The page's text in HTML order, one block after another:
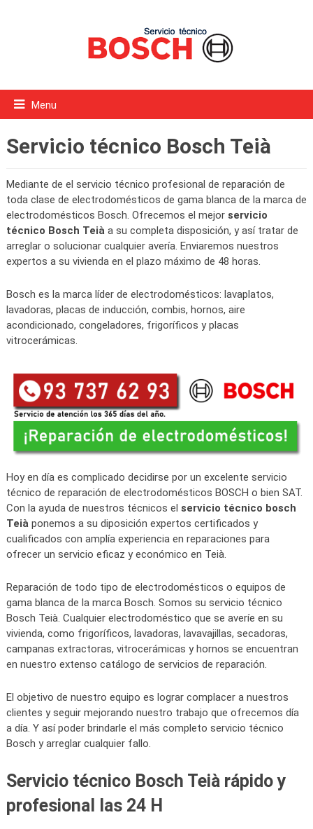
Menu
Servicio técnico Bosch Teià
Mediante de el servicio técnico profesional de reparación de
toda clase de electrodomésticos de gama blanca de la marca de
electrodomésticos Bosch. Ofrecemos el mejor servicio
técnico Bosch Teiàa su completa disposición, y así tratar de
arreglar o solucionar cualquier avería. Enviaremos nuestros
expertos a su vivienda en el plazo máximo de 48 horas.
Bosch es la marca líder de electrodomésticos: lavaplatos,
lavadoras, placas de inducción, combis, hornos, aire
acondicionado, congeladores, frigoríficos y placas
vitrocerámicas.
Hoy en día es complicado decidirse por un excelente servicio
técnico de reparación de electrodomésticos BOSCH o bien SAT.
Con la ayuda de nuestros técnicos el servicio técnico bosch
Teiàponemos a su diposición expertos certificados y
cualificados con amplía experiencia en reparaciones para
ofrecer un servicio eficaz y económico en Teià.
Reparación de todo tipo de electrodomésticos o equipos de
gama blanca de la marca Bosch. Somos su servicio técnico
Bosch Teià. Cualquier electrodoméstico que se averíe en su
vivienda, como frigoríficos, lavadoras, lavavajillas, secadoras,
campanas extractoras, vitrocerámicas y hornos se encuentran
en nuestro extenso catálogo de servicios de reparación.
El objetivo de nuestro equipo es lograr complacer a nuestros
clientes y seguir mejorando nuestro trabajo que ofrecemos día
a día. Y así poder brindarle el más completo servicio técnico
Bosch y arreglar cualquier fallo.
Servicio técnico Bosch Teià rápido y
profesional las 24 H